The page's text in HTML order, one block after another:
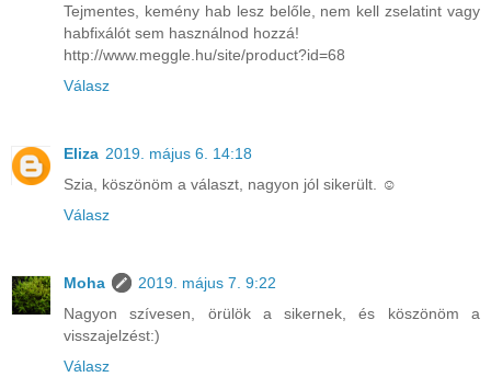
Tejmentes, kemény hab lesz belőle, nem kell zselatint vagy
habfixálót sem használnod hozzá!
http://www.meggle.hu/site/product?id=68
Válasz
Eliza 2019. május 6. 14:18
Szia, köszönöm a választ, nagyon jól sikerült. ☺️
Válasz
Moha
2019. május 7. 9:22
Nagyon szívesen, örülök a sikernek, és köszönöm a
visszajelzést:)
Válasz